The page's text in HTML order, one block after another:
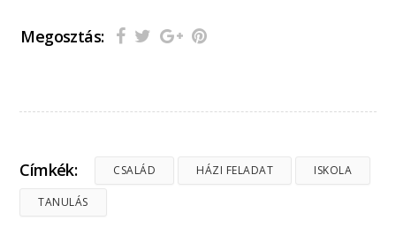
Megosztás:
Címkék: CSALÁD HÁZI FELADAT ISKOLA
TANULÁS